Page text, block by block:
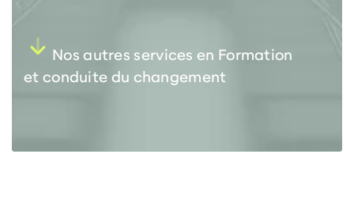
Nos autres services en Formation
et conduite du changement